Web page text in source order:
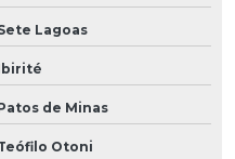
Lagoas
de Minas
Otoni